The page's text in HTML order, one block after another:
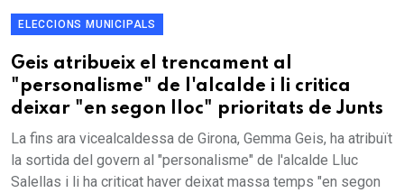
ELECCIONS MUNICIPALS
Geis atribueix el trencament al
"personalisme" de l'alcalde i li critica
deixar "en segon lloc" prioritats de Junts
La fins ara vicealcaldessa de Girona, Gemma Geis, ha atribuït
la sortida del govern al "personalisme" de l'alcalde Lluc
Salellas i li ha criticat haver deixat massa temps "en segon